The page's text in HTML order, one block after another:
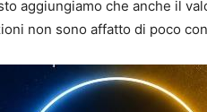
aggiungiamo che anche il
non sono affatto di poco